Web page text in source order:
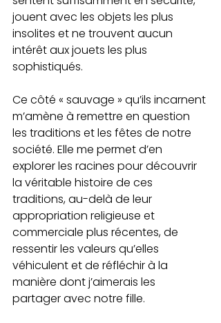
jouent avec les objets les plus
insolites et ne trouvent aucun
intérêt aux jouets les plus
sophistiqués.
Ce côté « sauvage » qu’ils incarnent
m’amène à remettre en question
les traditions et les fêtes de notre
société. Elle me permet d’en
explorer les racines pour découvrir
la véritable histoire de ces
traditions, au-delà de leur
appropriation religieuse et
commerciale plus récentes, de
ressentir les valeurs qu’elles
véhiculent et de réfléchir à la
manière dont j’aimerais les
partager avec notre fille.